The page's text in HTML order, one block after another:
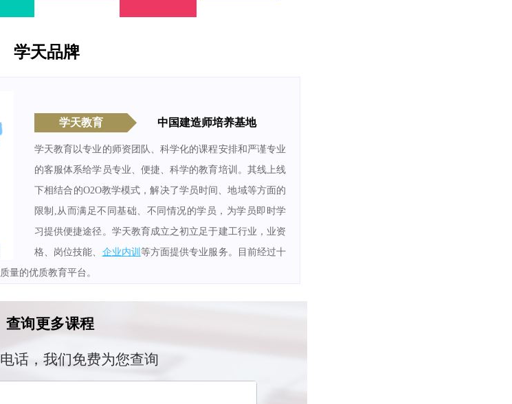
学天品牌
学天教育 中国建造师培养基地
学天教育以专业的师资团队、科学化的课程安排和严谨专业
的客服体系给学员专业、便捷、科学的教育培训。其线上线
下相结合的O2O教学模式，解决了学员时间、地域等方面的
限制,从而满足不同基础、不同情况的学员，为学员即时学
习提供便捷途径。学天教育成立之初立足于建工行业，业资
格、岗位技能、 企业内训 等方面提供专业服务。目前经过十
量的优质教育平台。